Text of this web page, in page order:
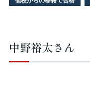
中野裕太さん